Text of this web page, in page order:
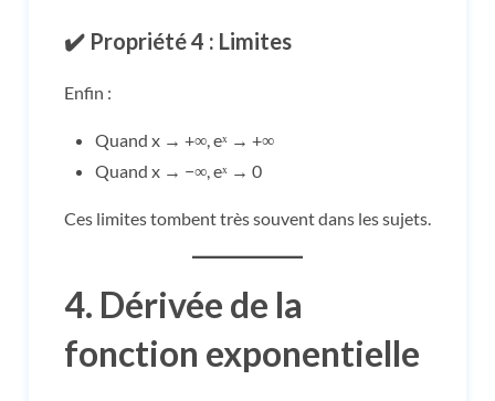
✔️ Propriété 4 : Limites
Enfin :
Quand x → +∞, eˣ → +∞
Quand x → −∞, eˣ → 0
Ces limites tombent très souvent dans les sujets.
4. Dérivée de la
fonction exponentielle